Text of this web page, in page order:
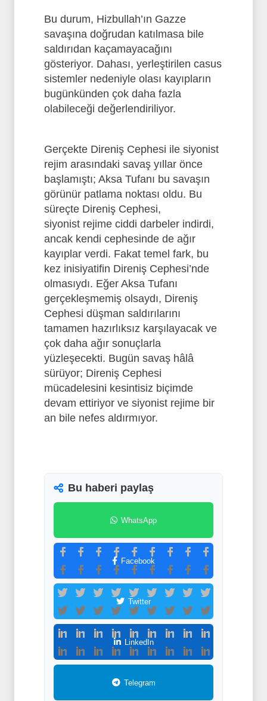
Bu durum, Hizbullah’ın Gazze
savaşına doğrudan katılmasa bile
saldırıdan kaçamayacağını
gösteriyor. Dahası, yerleştirilen casus
sistemler nedeniyle olası kayıpların
bugünkünden çok daha fazla
olabileceği değerlendiriliyor.
Gerçekte Direniş Cephesi ile siyonist
rejim arasındaki savaş yıllar önce
başlamıştı; Aksa Tufanı bu savaşın
görünür patlama noktası oldu. Bu
süreçte Direniş Cephesi,
siyonist rejime ciddi darbeler indirdi,
ancak kendi cephesinde de ağır
kayıplar verdi. Fakat temel fark, bu
kez inisiyatifin Direniş Cephesi’nde
olmasıydı. Eğer Aksa Tufanı
gerçekleşmemiş olsaydı, Direniş
Cephesi düşman saldırılarını
tamamen hazırlıksız karşılayacak ve
çok daha ağır sonuçlarla
yüzleşecekti. Bugün savaş hâlâ
sürüyor; Direniş Cephesi
mücadelesini kesintisiz biçimde
devam ettiriyor ve siyonist rejime bir
an bile nefes aldırmıyor.
Bu haberi paylaş
WhatsApp
Facebook
Twitter
LinkedIn
Telegram